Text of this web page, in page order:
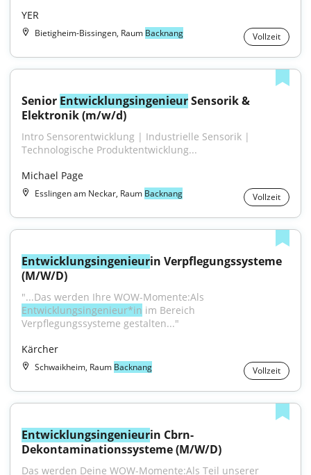
YER
Bietigheim-Bissingen, Raum Backnang Vollzeit
Senior Entwicklungsingenieur Sensorik &
Elektronik (m/w/d)
Intro Sensorentwicklung | Industrielle Sensorik |
Technologische Produktentwicklung...
Michael Page
Esslingen am Neckar, Raum Backnang Vollzeit
Entwicklungsingenieurin Verpflegungssysteme
(M/W/D)
Entwicklungsingenieur*in im Bereich
Verpflegungssysteme gestalten..."
Kärcher
Schwaikheim, Raum Backnang Vollzeit
Entwicklungsingenieurin Cbrn-
Dekontaminationssysteme (M/W/D)
Das werden Deine WOW-Momente:Als Teil unserer